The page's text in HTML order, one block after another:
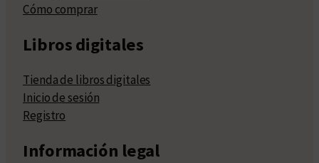
Cómo comprar
Libros digitales
Tienda de libros digitales
Inicio de sesión
Registro
Información legal